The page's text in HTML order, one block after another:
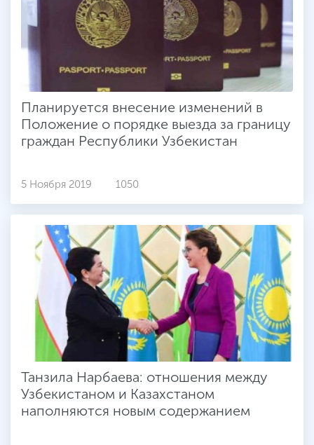
Планируется внесение изменений в
Положение о порядке выезда за границу
граждан Республики Узбекистан
5 Ноября 2019 1050
Танзила Нарбаева: отношения между
Узбекистаном и Казахстаном
наполняются новым содержанием